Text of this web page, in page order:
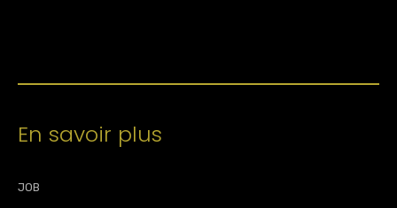
En savoir plus
JOB